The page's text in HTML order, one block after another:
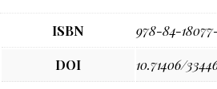
ISBN 978-84-
DOI 10.71406/